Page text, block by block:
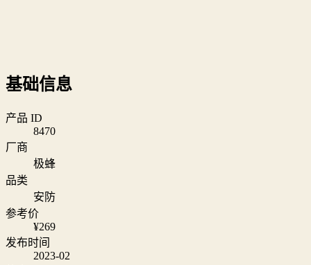
基础信息
产品 ID
8470
厂商
极蜂
品类
安防
参考价
¥269
发布时间
2023-02